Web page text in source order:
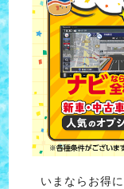
いまならお得